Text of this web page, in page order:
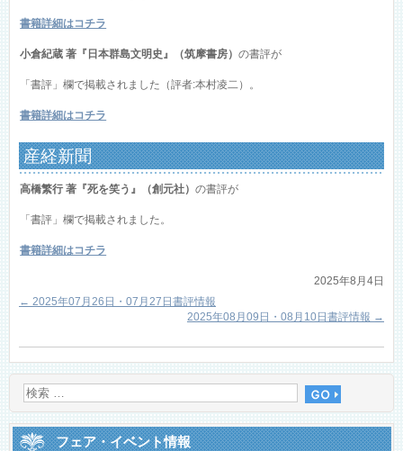
書籍詳細はコチラ
小倉紀蔵 著『日本群島文明史』（筑摩書房）の書評が
「書評」欄で掲載されました（評者:本村凌二）。
書籍詳細はコチラ
産経新聞
高橋繁行 著『死を笑う』（創元社）の書評が
「書評」欄で掲載されました。
書籍詳細はコチラ
2025年8月4日
← 2025年07月26日・07月27日書評情報
2025年08月09日・08月10日書評情報 →
フェア・イベント情報